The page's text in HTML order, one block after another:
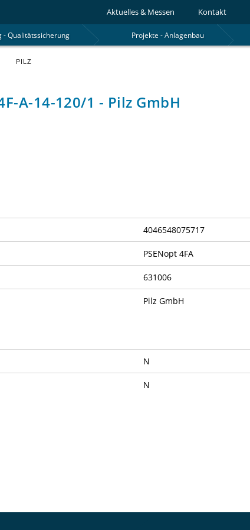
Aktuelles & Messen Kontakt
Projekte - Anlagenbau
- Qualitätssicherung
PILZ
A-14-120/1 - Pilz GmbH
4046548075717
PSENopt 4FA
631006
Pilz GmbH
N
N